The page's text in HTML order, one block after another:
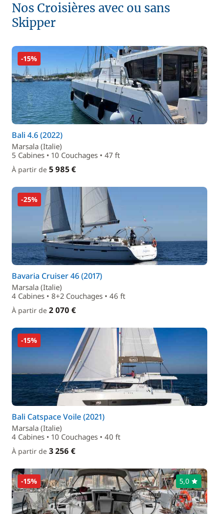
Nos Croisières avec ou sans
Skipper
-15%
Bali 4.6 (2022)
Marsala (Italie)
5 Cabines • 10 Couchages • 47 ft
À partir de 5 985 €
-25%
Bavaria Cruiser 46 (2017)
Marsala (Italie)
4 Cabines • 8+2 Couchages • 46 ft
À partir de 2 070 €
-15%
Bali Catspace Voile (2021)
Marsala (Italie)
4 Cabines • 10 Couchages • 40 ft
À partir de 3 256 €
-15% 5,0